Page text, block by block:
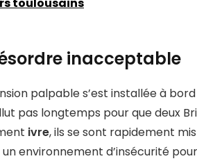
inacceptable
palpable s’est installée à
pas longtemps pour que deux
ivre, ils se sont rapidement
environnement d’insécurité